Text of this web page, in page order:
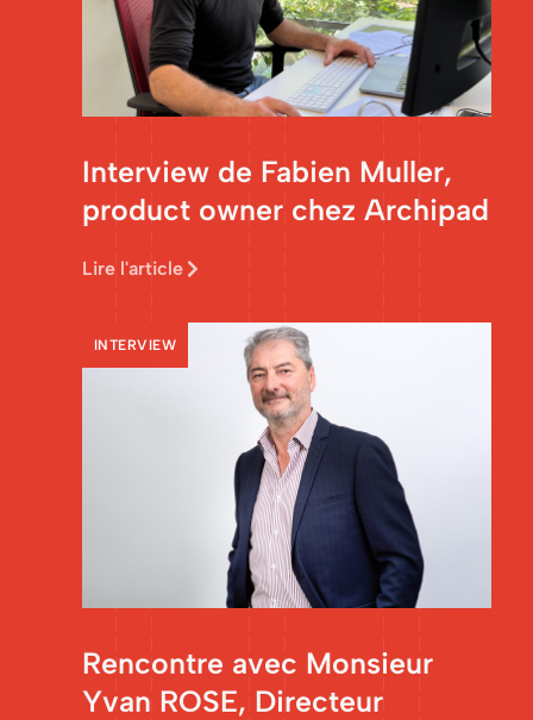
Interview de Fabien Muller,
product owner chez Archipad
Lire l'article
INTERVIEW
Rencontre avec Monsieur
Yvan ROSE, Directeur